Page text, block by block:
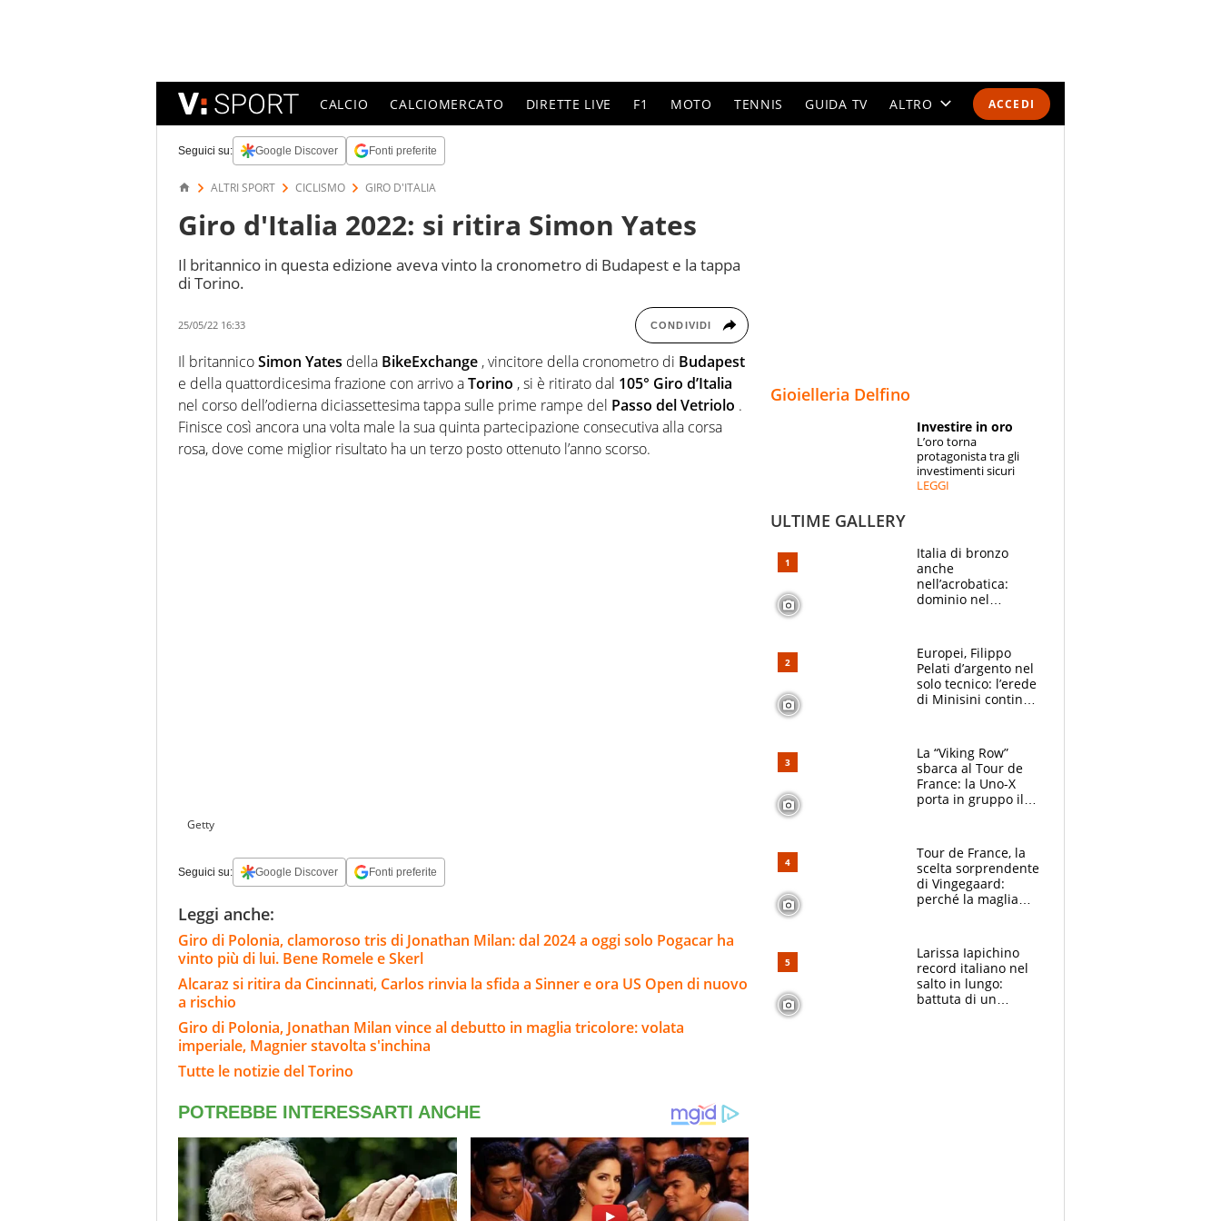
ACCEDI
CALCIO CALCIOMERCATO DIRETTE LIVE F1 MOTO TENNIS GUIDA TV ALTRO
SPECIALI
Seguici su: Google Discover Fonti preferite
ALTRI SPORT CICLISMO GIRO D'ITALIA
Giro d'Italia 2022: si ritira Simon Yates
Il britannico in questa edizione aveva vinto la cronometro di Budapest e la tappa
di Torino.
25/05/22 16:33 CONDIVIDI
Il britannicoSimon Yates della BikeExchange , vincitore della cronometro di Budapest
e della quattordicesima frazione con arrivo aTorino , si è ritirato dal 105° Giro d’Italia
nel corso dell’odierna diciassettesima tappa sulle prime rampe del Passo del Vetriolo .
Finisce così ancora una volta male la sua quinta partecipazione consecutiva alla corsa
rosa, dove come miglior risultato ha un terzo posto ottenuto l’anno scorso.
Getty
Seguici su: Google Discover Fonti preferite
Leggi anche:
Giro di Polonia, clamoroso tris di Jonathan Milan: dal 2024 a oggi solo Pogacar ha
vinto più di lui. Bene Romele e Skerl
Alcaraz si ritira da Cincinnati, Carlos rinvia la sfida a Sinner e ora US Open di nuovo
a rischio
Giro di Polonia, Jonathan Milan vince al debutto in maglia tricolore: volata
imperiale, Magnier stavolta s'inchina
Tutte le notizie del Torino
Gioielleria Delfino
Investire in oro
L’oro torna
protagonista tra gli
investimenti sicuri
LEGGI
ULTIME GALLERY
Italia di bronzo
anche
nell’acrobatica:
dominio nel
e compagni
continuare
Europei, Filippo
Pelati d’argento nel
solo tecnico: l’erede
di Minisini continua
mirino
La “Viking Row”
sbarca al Tour de
France: la Uno-X
porta in gruppo il
compagni
Tour de France, la
scelta sorprendente
di Vingegaard:
perché la maglia
rischio da evitare
Larissa Iapichino
record italiano nel
salto in lungo:
battuta di un